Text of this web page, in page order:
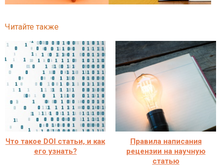
Читайте также
Что такое DOI статьи, и как
его узнать?
Правила написания
рецензии на научную
статью